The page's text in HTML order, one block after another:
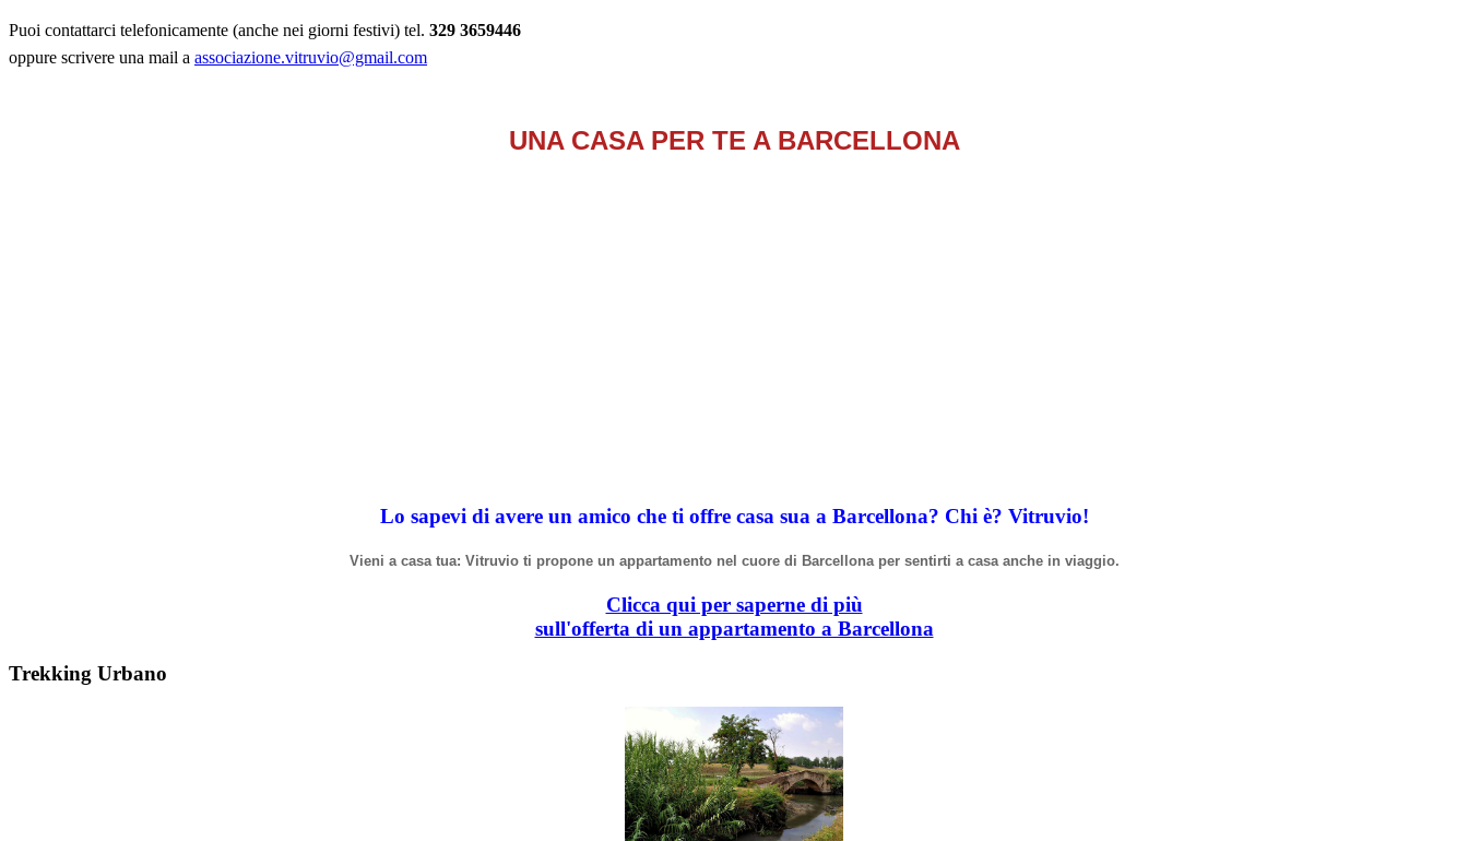
Puoi contattarci telefonicamente (anche nei giorni festivi) tel. 329 3659446
oppure scrivere una mail a associazione.vitruvio@gmail.com
UNA CASA PER TE A BARCELLONA
Lo sapevi di avere un amico che ti offre casa sua a Barcellona? Chi è? Vitruvio!
Vieni a casa tua: Vitruvio ti propone un appartamento nel cuore di Barcellona per sentirti a casa anche in viaggio.
Clicca qui per saperne di più
sull'offerta di un appartamento a Barcellona
Trekking Urbano